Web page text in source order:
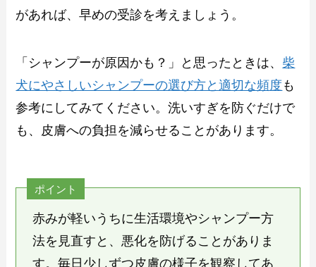
があれば、早めの受診を考えましょう。
「シャンプーが原因かも？」と思ったときは、 柴
犬にやさしいシャンプーの選び方と適切な頻度 も
参考にしてみてください。洗いすぎを防ぐだけで
も、皮膚への負担を減らせることがあります。
ポイント
赤みが軽いうちに生活環境やシャンプー方
法を見直すと、悪化を防げることがありま
す。毎日少しずつ皮膚の様子を観察してあ